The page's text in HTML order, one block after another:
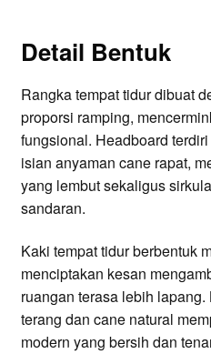
Detail Bentuk
Rangka tempat tidur dibuat
proporsi ramping,
fungsional. Headboard
isian anyaman cane rapat,
yang lembut sekaligus
sandaran.
Kaki tempat tidur berbentuk
menciptakan kesan
ruangan terasa lebih
terang dan cane natural
modern yang bersih dan